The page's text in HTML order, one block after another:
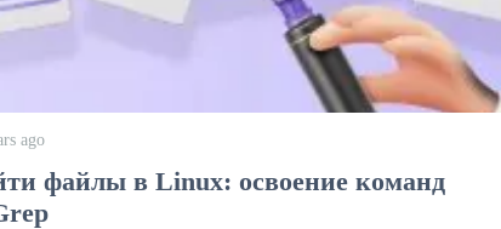
ago
файлы в Linux: освоение команд